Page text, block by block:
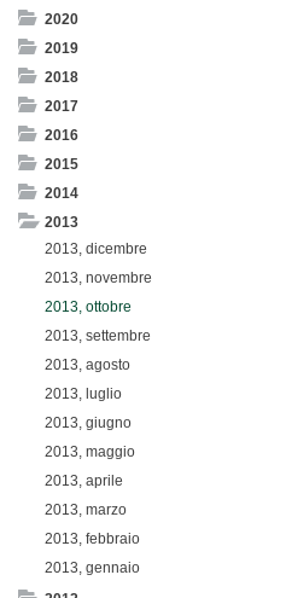
2020
2019
2018
2017
2016
2015
2014
2013
2013, dicembre
2013, novembre
2013, ottobre
2013, settembre
2013, agosto
2013, luglio
2013, giugno
2013, maggio
2013, aprile
2013, marzo
2013, febbraio
2013, gennaio